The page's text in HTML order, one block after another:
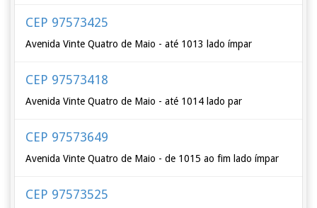
CEP 97573425
Avenida Vinte Quatro de Maio - até 1013 lado ímpar
CEP 97573418
Avenida Vinte Quatro de Maio - até 1014 lado par
CEP 97573649
Avenida Vinte Quatro de Maio - de 1015 ao fim lado ímpar
CEP 97573525